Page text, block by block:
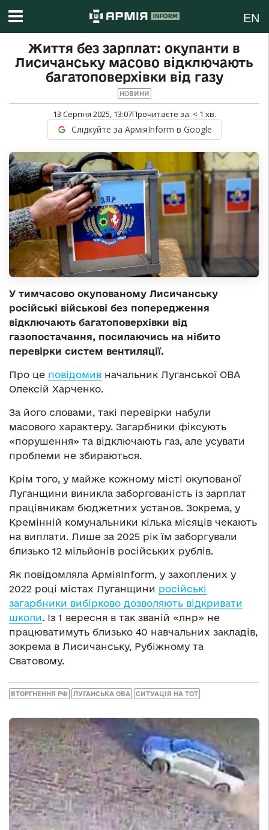
EN
Життя без зарплат: окупанти в
Лисичанську масово відключають
багатоповерхівки від газу
НОВИНИ
13 Серпня 2025, 13:07Прочитаєте за: < 1 хв.
Слідкуйте за АрміяInform в Google
У тимчасово окупованому Лисичанську
російські військові без попередження
відключають багатоповерхівки від
газопостачання, посилаючись на нібито
перевірки систем вентиляції.
Про це повідомив начальник Луганської ОВА
Олексій Харченко.
За його словами, такі перевірки набули
масового характеру. Загарбники фіксують
«порушення» та відключають газ, але усувати
проблеми не збираються.
Крім того, у майже кожному місті окупованої
Луганщини виникла заборгованість із зарплат
працівникам бюджетних установ. Зокрема, у
Кремінній комунальники кілька місяців чекають
на виплати. Лише за 2025 рік їм заборгували
близько 12 мільйонів російських рублів.
Як повідомляла АрміяInform, у захоплених у
2022 році містах Луганщини російські
загарбники вибірково дозволяють відкривати
школи. Із 1 вересня в так званій «лнр» не
працюватимуть близько 40 навчальних закладів,
зокрема в Лисичанську, Рубіжному та
Сватовому.
ВТОРГНЕННЯ РФ ЛУГАНСЬКА ОВА СИТУАЦІЯ НА ТОТ